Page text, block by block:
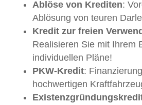
Ablöse von Krediten:
Ablösung von teuren
Kredit zur freien
Realisieren Sie mit Ihrem
individuellen Pläne!
PKW-Kredit:
hochwertigen